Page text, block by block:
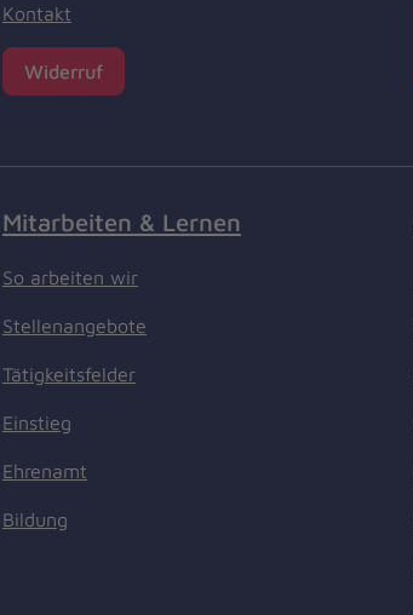
Kontakt
Widerruf
Mitarbeiten & Lernen
So arbeiten wir
Stellenangebote
Tätigkeitsfelder
Einstieg
Ehrenamt
Bildung